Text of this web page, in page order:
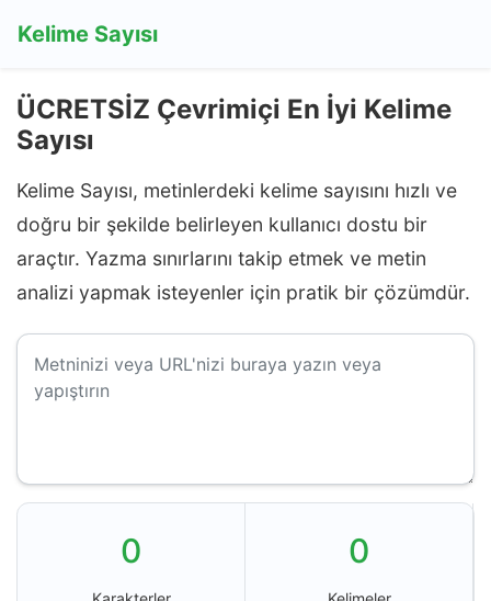
Kelime Sayısı
ÜCRETSİZ Çevrimiçi En İyi Kelime
Sayısı
Kelime Sayısı, metinlerdeki kelime sayısını hızlı ve
doğru bir şekilde belirleyen kullanıcı dostu bir
araçtır. Yazma sınırlarını takip etmek ve metin
analizi yapmak isteyenler için pratik bir çözümdür.
0 0